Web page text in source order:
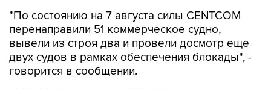
"По состоянию на 7 августа силы CENTCOM
перенаправили 51 коммерческое судно,
вывели из строя два и провели досмотр еще
двух судов в рамках обеспечения блокады", -
говорится в сообщении.